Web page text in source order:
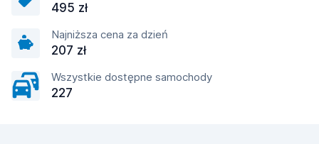
495 zł
Najniższa cena za dzień
207 zł
Wszystkie dostępne samochody
227